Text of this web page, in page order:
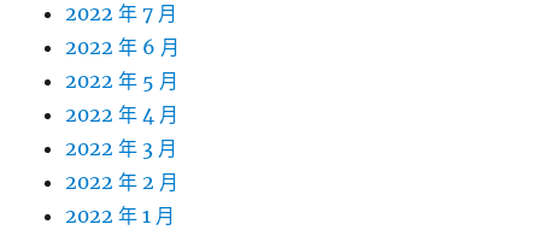
2022 年 7 月
2022 年 6 月
2022 年 5 月
2022 年 4 月
2022 年 3 月
2022 年 2 月
2022 年 1 月